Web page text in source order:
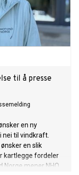
til å presse
en ny
nei til vindkraft.
en slik
kartlegge fordeler
mener NHO